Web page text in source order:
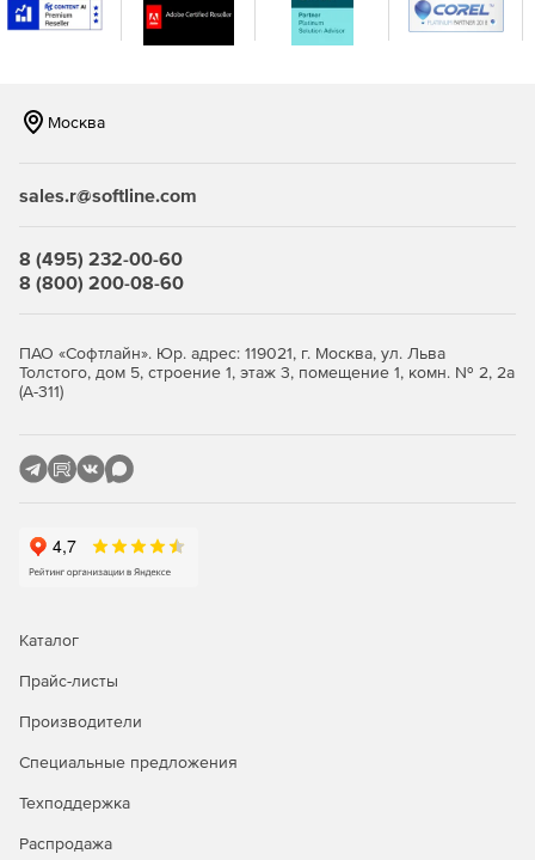
системе ГРУНТ, а также реализованы расчетные
сочетания нагрузок по Еврокоду.
расчета сечений стержней и пластин.
Реализована утилита расчета листа настила и
Добавлено определение расчетного сопротивления
грунта.
слоя в основании фундаментов.
типа сечений поперечных стержневых элементов.
Реализован расчет деревянных конструкций по
нормативам СССР, Украины, Российской Федерации и
Москва
sales.r@softline.com
8 (495) 232-00-60
8 (800) 200-08-60
ПАО «Софтлайн». Юр. адрес: 119021, г. Москва, ул. Льва
Толстого, дом 5, строение 1, этаж 3, помещение 1, комн. № 2, 2а
(А-311)
Каталог
Прайс-листы
Производители
Специальные предложения
Техподдержка
Распродажа